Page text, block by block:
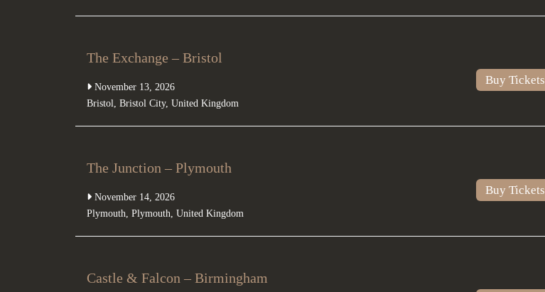
The Exchange – Bristol
November 13, 2026
Bristol, Bristol City, United Kingdom
Buy Tickets
The Junction – Plymouth
November 14, 2026
Plymouth, Plymouth, United Kingdom
Buy Tickets
Castle & Falcon – Birmingham